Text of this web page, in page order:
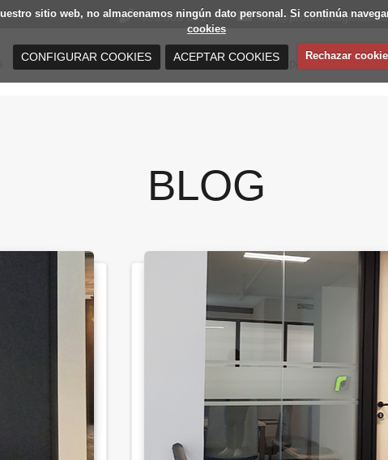
sitio web, no almacenamos ningún dato personal. Si continúa
cookies
CONFIGURAR COOKIES ACEPTAR COOKIES Rechazar
693 503 691
Mamparas de oficina Distribuidores de mamparas de oficina
BLOG